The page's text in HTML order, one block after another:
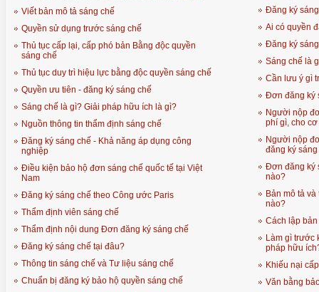
Viết bản mô tả sáng chế
Quyền sử dụng trước sáng chế
Thủ tục cấp lại, cấp phó bản Bằng độc quyền
sáng chế
Thủ tục duy trì hiệu lực bằng độc quyền sáng chế
Quyền ưu tiên - đăng ký sáng chế
Sáng chế là gì? Giải pháp hữu ích là gì?
Nguồn thông tin thẩm định sáng chế
Đăng ký sáng chế - Khả năng áp dụng công
nghiệp
Điều kiện bảo hộ đơn sáng chế quốc tế tại Việt
Nam
Đăng ký sáng chế theo Công ước Paris
Thẩm định viên sáng chế
Thẩm định nội dung Đơn đăng ký sáng chế
Đăng ký sáng chế tại đâu?
Thông tin sáng chế và Tư liệu sáng chế
Chuẩn bị đăng ký bảo hộ quyền sáng chế
Đăng ký
Ai có quyền
Đăng ký
Sáng chế là
Cần lưu ý gì
Đơn đăng ký
Người nộp
phí gì, cho
Người nộp
đăng ký
Đơn đăng ký
nào?
Bản mô tả
nào?
Cách lập
Làm gì trước
pháp hữu
Khiếu nại
Văn bằng